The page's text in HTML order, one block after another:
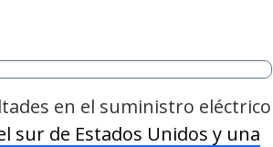
en el suministro eléctrico
sur de Estados Unidos y una